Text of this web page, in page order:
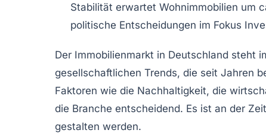
Stabilität erwartet Wohnimmobilien um
politische Entscheidungen im Fokus
Der Immobilienmarkt in Deutschland steht
gesellschaftlichen Trends, die seit Jahren
Faktoren wie die Nachhaltigkeit, die
die Branche entscheidend. Es ist an der
gestalten werden.